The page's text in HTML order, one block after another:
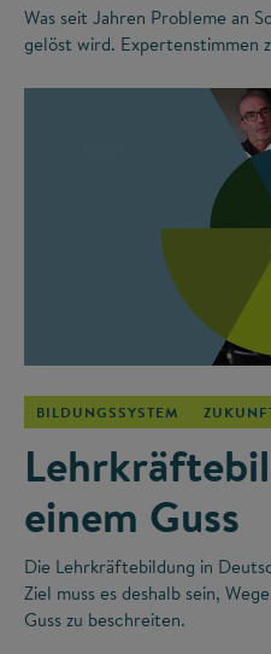
Was seit Jahren Probleme an
gelöst wird. Expertenstimmen
BILDUNGSSYSTEM
einem Guss
Die Lehrkräftebildung in
Ziel muss es deshalb sein,
Guss zu beschreiten.